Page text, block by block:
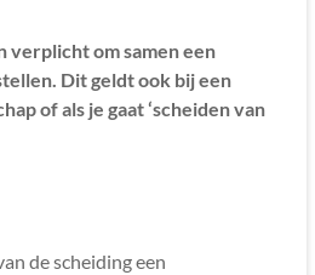
verplicht om samen een
Dit geldt ook bij een
of als je gaat ‘scheiden van
de scheiding een